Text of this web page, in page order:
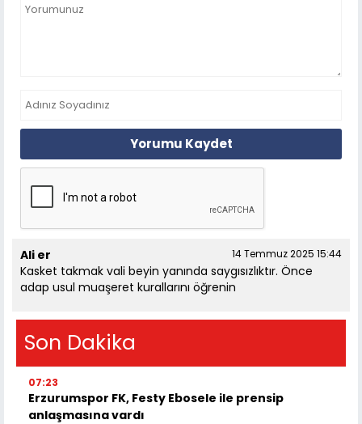
Yorumu Kaydet
Ali er 14 Temmuz 2025 15:44
Kasket takmak vali beyin yanında saygısızlıktır. Önce
adap usul muaşeret kurallarını öğrenin
Son Dakika
07:23
Erzurumspor FK, Festy Ebosele ile prensip
anlaşmasına vardı